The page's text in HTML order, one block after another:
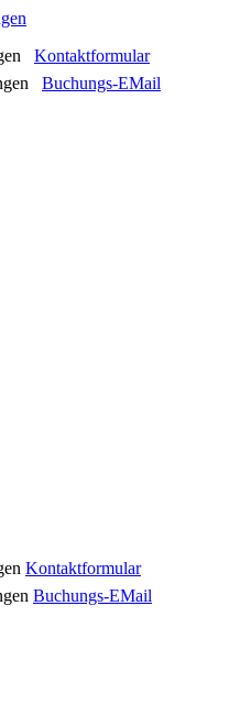
Kontaktformular
Buchungs-EMail
Kontaktformular
Buchungs-EMail